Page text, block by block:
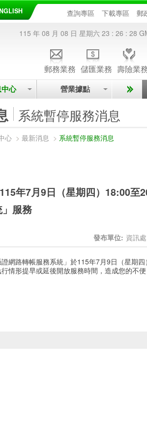
查詢專區 下載專區 郵
115 年 08 月 08 日 星期六 23 : 26 : 29
郵務業務 儲匯業務 壽險業
心 營業據點
系統暫停服務消息
心 > 最新消息 > 系統暫停服務消息
115年7月9日（星期四）18:00至
服務
發布單位: 資訊處
網路轉帳服務系統」於115年7月9日（星期
情形提早或延後開放服務時間，造成您的不便